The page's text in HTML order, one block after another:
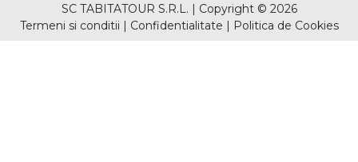
SC TABITATOUR S.R.L. | Copyright © 2026
Termeni si conditii | Confidentialitate | Politica de Cookies